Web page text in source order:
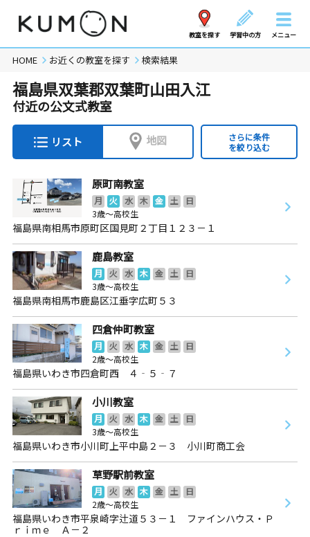
教室を探す 学習中の方 メニュー
HOME お近くの教室を探す 検索結果
福島県双葉郡双葉町山田入江
付近の公文式教室
リスト 地図
さらに条件
を絞り込む
原町南教室
月 火 水 木 金 土
日
3歳～高校生
福島県南相馬市原町区国見町２丁目１２３－１
鹿島教室
月 火 水 木 金 土
日
3歳～高校生
福島県南相馬市鹿島区江垂字広町５３
四倉仲町教室
月 火 水 木 金 土
日
2歳～高校生
福島県いわき市四倉町西 ４‐５‐７
小川教室
月 火 水 木 金 土
日
3歳～高校生
福島県いわき市小川町上平中島２－３ 小川町商工会
草野駅前教室
月 火 水 木 金 土
日
2歳～高校生
福島県いわき市平泉崎字辻道５３－１ ファインハウス・Ｐ
ｒｉｍｅ Ａ－２